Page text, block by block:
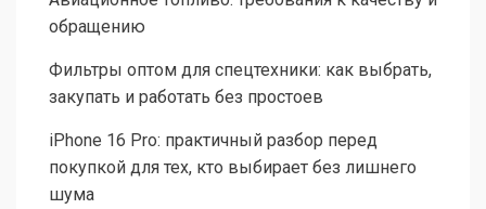
обращению
Фильтры оптом для спецтехники: как выбрать,
закупать и работать без простоев
iPhone 16 Pro: практичный разбор перед
покупкой для тех, кто выбирает без лишнего
шума